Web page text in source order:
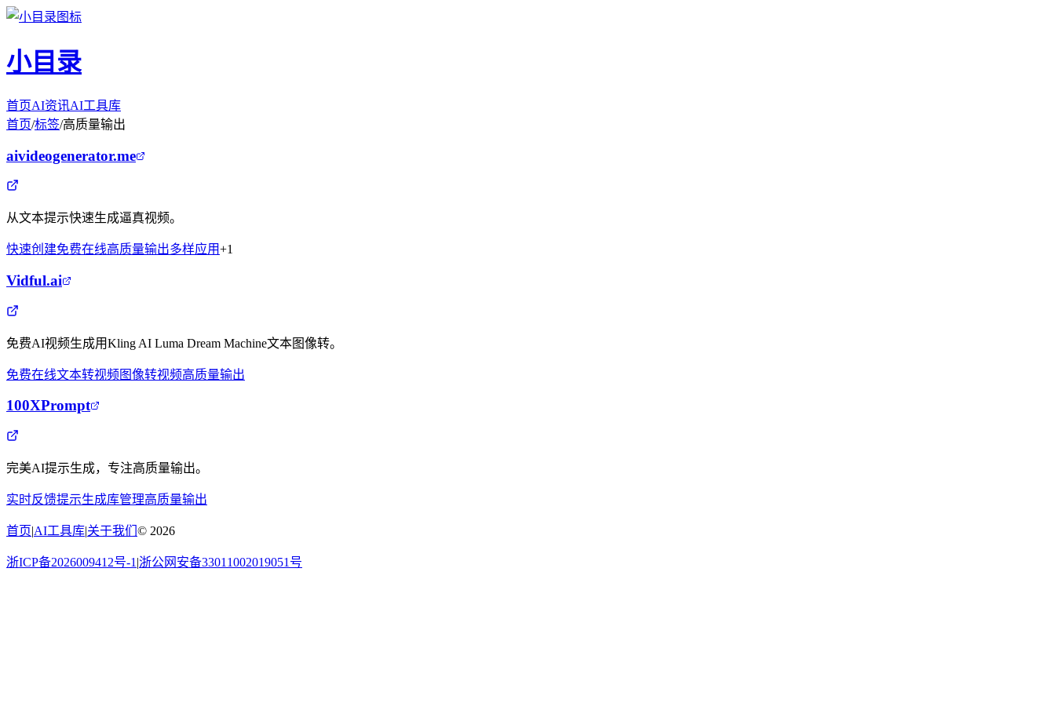
小目录
首页AI资讯AI工具库
首页/标签/高质量输出
aivideogenerator.me
从文本提示快速生成逼真视频。
快速创建免费在线高质量输出多样应用+1
Vidful.ai
免费AI视频生成用Kling AI Luma Dream Machine文本图像转。
免费在线文本转视频 图像转视频高质量输出
100XPrompt
完美AI提示生成，专注高质量输出。
实时反馈提示生成库管理高质量输出
首页|AI工具库|关于我们 © 2026
浙ICP备2026009412号-1 |浙公网安备33011002019051号